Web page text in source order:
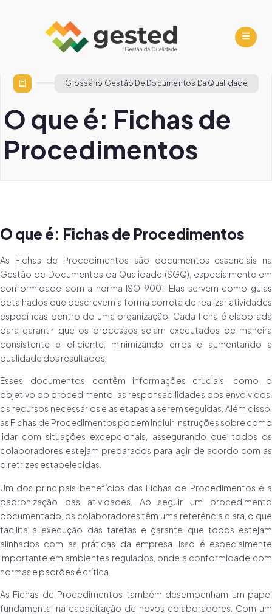
Glossário Gestão De Documentos Da Qualidade
O que é: Fichas de
Procedimentos
O que é: Fichas de Procedimentos
As Fichas de Procedimentos são documentos essenciais na
Gestão de Documentos da Qualidade (SGQ), especialmente em
conformidade com a norma ISO 9001. Elas servem como guias
detalhados que descrevem a forma correta de realizar atividades
específicas dentro de uma organização. Cada ficha é elaborada
para garantir que os processos sejam executados de maneira
consistente e eficiente, minimizando erros e aumentando a
qualidade dos resultados.
Esses documentos contêm informações cruciais, como o
objetivo do procedimento, as responsabilidades dos envolvidos,
os recursos necessários e as etapas a serem seguidas. Além disso,
as Fichas de Procedimentos podem incluir instruções sobre como
lidar com situações excepcionais, assegurando que todos os
colaboradores estejam preparados para agir de acordo com as
diretrizes estabelecidas.
Um dos principais benefícios das Fichas de Procedimentos é a
padronização das atividades. Ao seguir um procedimento
documentado, os colaboradores têm uma referência clara, o que
facilita a execução das tarefas e garante que todos estejam
alinhados com as práticas da empresa. Isso é especialmente
importante em ambientes regulados, onde a conformidade com
normas e padrões é crítica.
As Fichas de Procedimentos também desempenham um papel
fundamental na capacitação de novos colaboradores. Com um